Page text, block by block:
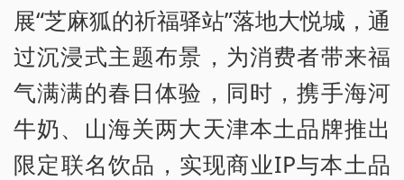
展“芝麻狐的祈福驿站”落地大悦城，通
过沉浸式主题布景，为消费者带来福
气满满的春日体验，同时，携手海河
牛奶、山海关两大天津本土品牌推出
限定联名饮品，实现商业IP与本土品